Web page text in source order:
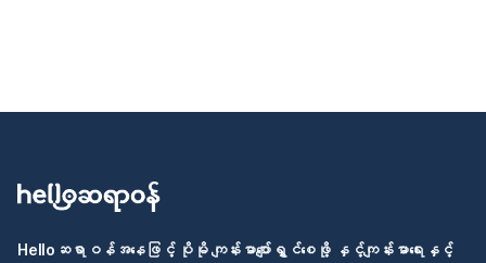
Helloဆရာဝန်အနေဖြင့် ပိုမို ကျန်းမာပျော်ရွှင်စေဖို့ နှင့်ကျန်းမာရေးနှင့်